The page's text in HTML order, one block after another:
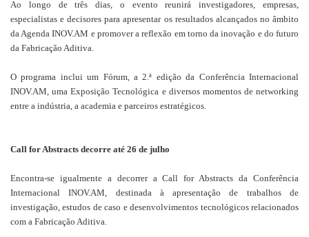
Ao longo de três dias, o evento reunirá investigadores, empresas,
especialistas e decisores para apresentar os resultados alcançados no âmbito
da Agenda INOV.AM e promover a reflexão em torno da inovação e do futuro
da Fabricação Aditiva.
O programa inclui um Fórum, a 2.ª edição da Conferência Internacional
INOV.AM, uma Exposição Tecnológica e diversos momentos de networking
entre a indústria, a academia e parceiros estratégicos.
Call for Abstracts decorre até 26 de julho
Encontra-se igualmente a decorrer a Call for Abstracts da Conferência
Internacional INOV.AM, destinada à apresentação de trabalhos de
investigação, estudos de caso e desenvolvimentos tecnológicos relacionados
com a Fabricação Aditiva.